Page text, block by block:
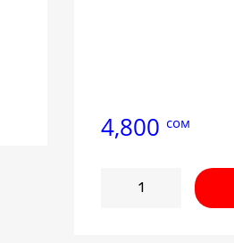
4,800 сом
Количество